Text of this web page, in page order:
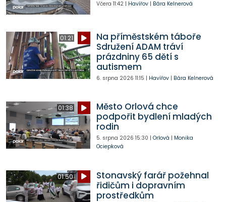
Včera 11:42| Havířov| Bára Kelnerová
01:21
Na příměstském táboře
Sdružení ADAM tráví
prázdniny 65 dětí s
autismem
6. srpna 2026 11:15 | Havířov| Bára Kelnerová
01:38
Město Orlová chce
podpořit bydlení mladých
rodin
5. srpna 2026 15:30 | Orlová | Monika
Ociepková
01:50
Stonavský farář požehnal
řidičům i dopravním
prostředkům